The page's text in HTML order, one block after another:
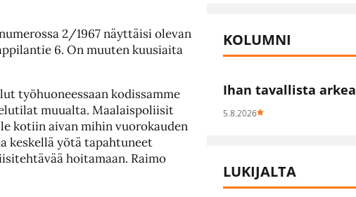
2/1967 näyttäisi olevan
6. On muuten kuusiaita
työhuoneessaan kodissamme
muualta. Maalaispoliisit
kotiin aivan mihin vuorokauden
keskellä yötä tapahtuneet
hoitamaan. Raimo
KOLUMNI
Ihan tavallista arkea
5.8.2026
LUKIJALTA